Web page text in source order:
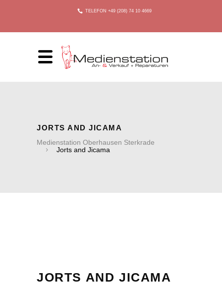
TELEFON +49 (208) 74 10 4669
JORTS AND JICAMA
Medienstation Oberhausen Sterkrade
Jorts and Jicama
JORTS AND JICAMA